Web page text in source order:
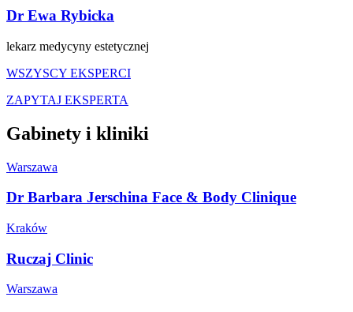
Dr Ewa Rybicka
lekarz medycyny estetycznej
WSZYSCY EKSPERCI
ZAPYTAJ EKSPERTA
Gabinety i kliniki
Warszawa
Dr Barbara Jerschina Face & Body Clinique
Kraków
Ruczaj Clinic
Warszawa